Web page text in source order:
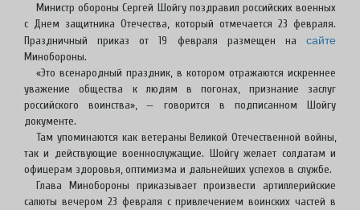
Министр обороны Сергей Шойгу поздравил российских военных
с Днем защитника Отечества, который отмечается 23 февраля.
Праздничный приказ от 19 февраля размещен на сайте
Минобороны.
«Это всенародный праздник, в котором отражаются искреннее
уважение общества к людям в погонах, признание заслуг
российского воинства», — говорится в подписанном Шойгу
документе.
Там упоминаются как ветераны Великой Отечественной войны,
так и действующие военнослужащие. Шойгу желает солдатам и
офицерам здоровья, оптимизма и дальнейших успехов в службе.
Глава Минобороны приказывает произвести артиллерийские
салюты вечером 23 февраля с привлечением воинских частей в